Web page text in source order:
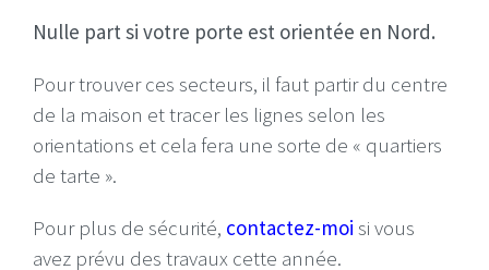
Nulle part si votre porte est orientée en Nord.
Pour trouver ces secteurs, il faut partir du centre
de la maison et tracer les lignes selon les
orientations et cela fera une sorte de « quartiers
de tarte ».
Pour plus de sécurité, contactez-moi si vous
avez prévu des travaux cette année.